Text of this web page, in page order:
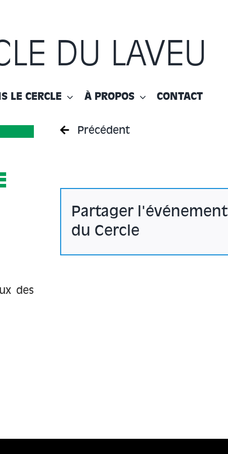
DU LAVEU
LE CERCLE À PROPOS CONTACT
des
Précédent
Partager l'événement
du Cercle